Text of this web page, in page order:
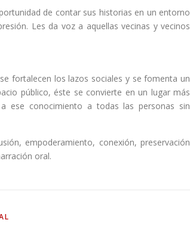
de contar sus historias en un entorno
Les da voz a aquellas vecinas y vecinos
fortalecen los lazos sociales y se fomenta un
público, éste se convierte en un lugar más
ese conocimiento a todas las personas sin
empoderamiento, conexión, preservación
oral.